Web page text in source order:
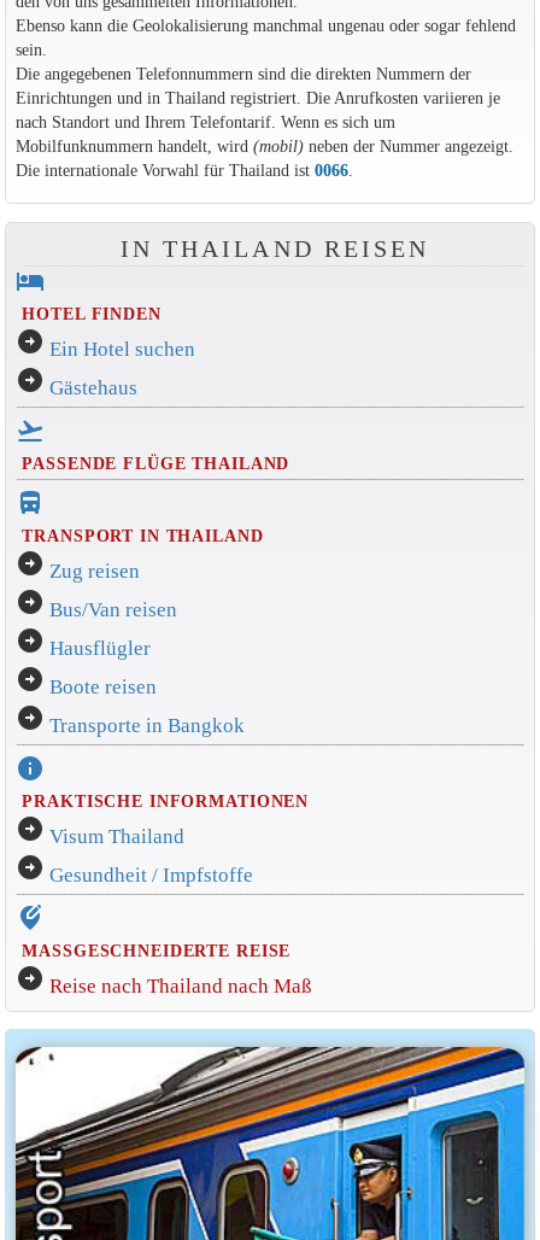
Ebenso kann die Geolokalisierung manchmal ungenau oder sogar fehlend
sein.
Die angegebenen Telefonnummern sind die direkten Nummern der
Einrichtungen und in Thailand registriert. Die Anrufkosten variieren je
nach Standort und Ihrem Telefontarif. Wenn es sich um
Mobilfunknummern handelt, wird (mobil)neben der Nummer angezeigt.
Die internationale Vorwahl für Thailand ist 0066.
IN THAILAND REISEN
hotel
HOTEL FINDEN
arrow_circle_right Ein Hotel suchen
arrow_circle_right Gästehaus
flight_takeoff
PASSENDE FLÜGE THAILAND
directions_bus_filled
TRANSPORT IN THAILAND
arrow_circle_right Zug reisen
arrow_circle_right Bus/Van reisen
arrow_circle_right Hausflügler
arrow_circle_right Boote reisen
arrow_circle_right Transporte in Bangkok
info
PRAKTISCHE INFORMATIONEN
arrow_circle_right Visum Thailand
arrow_circle_right Gesundheit / Impfstoffe
edit_location_alt
MASSGESCHNEIDERTE REISE
arrow_circle_right Reise nach Thailand nach Maß